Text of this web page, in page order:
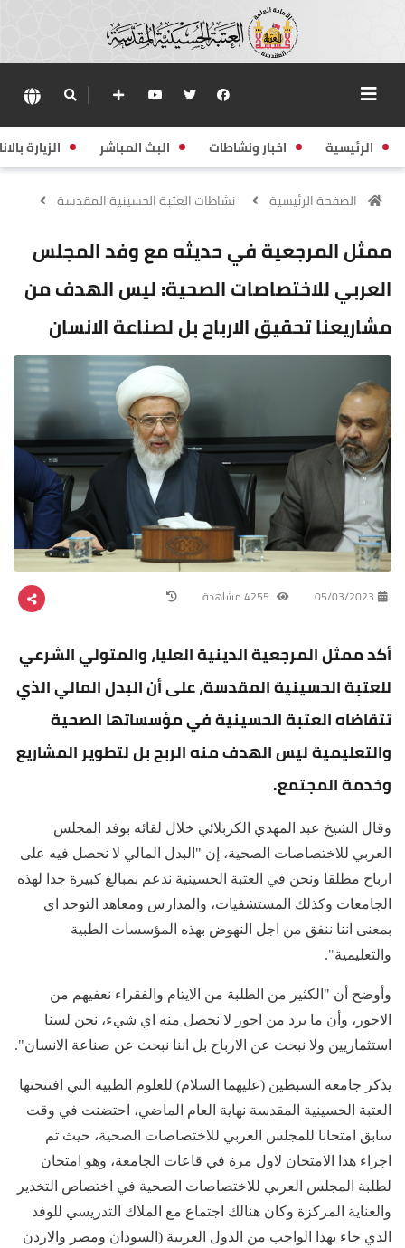
الرئيسية اخبار ونشاطات البث المباشر الزيارة
الصفحة الرئيسية نشاطات العتبة الحسينية المقدسة
ممثل المرجعية في حديثه مع وفد المجلس
العربي للاختصاصات الصحية: ليس الهدف من
مشاريعنا تحقيق الارباح بل لصناعة الانسان
05/03/2023
أكد ممثل المرجعية الدينية العليا، والمتولي الشرعي
للعتبة الحسينية المقدسة، على أن البدل المالي الذي
تتقاضاه العتبة الحسينية في مؤسساتها الصحية
والتعليمية ليس الهدف منه الربح بل لتطوير المشاريع
وخدمة المجتمع.
وقال الشيخ عبد المهدي الكربلائي خلال لقائه بوفد المجلس
العربي للاختصاصات الصحية، إن "البدل المالي لا نحصل فيه على
ارباح مطلقا ونحن في العتبة الحسينية ندعم بمبالغ كبيرة جدا لهذه
الجامعات وكذلك المستشفيات، والمدارس ومعاهد التوحد اي
بمعنى اننا ننفق من اجل النهوض بهذه المؤسسات الطبية
والتعليمية".
وأوضح أن "الكثير من الطلبة من الايتام والفقراء نعفيهم من
الاجور، وأن ما يرد من اجور لا نحصل منه اي شيء، نحن لسنا
استثماريين ولا نبحث عن الارباح بل اننا نبحث عن صناعة الانسان".
يذكر جامعة السبطين (عليهما السلام) للعلوم الطبية التي افتتحتها
العتبة الحسينية المقدسة نهاية العام الماضي، احتضنت في وقت
سابق امتحانا للمجلس العربي للاختصاصات الصحية، حيث تم
اجراء هذا الامتحان لاول مرة في قاعات الجامعة، وهو امتحان
لطلبة المجلس العربي للاختصاصات الصحية في اختصاص التخدير
والعناية المركزة وكان هنالك اجتماع مع الملاك التدريسي للوفد
الذي جاء بهذا الواجب من الدول العربية (السودان ومصر والاردن